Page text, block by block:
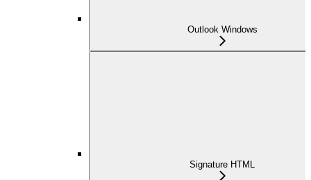
Outlook Windows
Signature HTML